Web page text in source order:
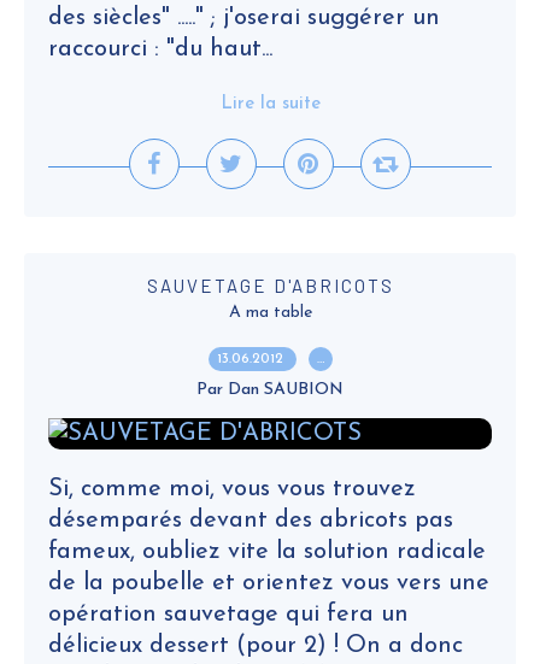
des siècles" ....." ; j'oserai suggérer un
raccourci : "du haut...
Lire la suite
SAUVETAGE D'ABRICOTS
A ma table
13.06.2012 …
Par Dan SAUBION
Si, comme moi, vous vous trouvez
désemparés devant des abricots pas
fameux, oubliez vite la solution radicale
de la poubelle et orientez vous vers une
opération sauvetage qui fera un
délicieux dessert (pour 2) ! On a donc